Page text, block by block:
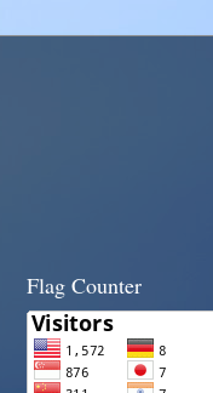
Flag Counter